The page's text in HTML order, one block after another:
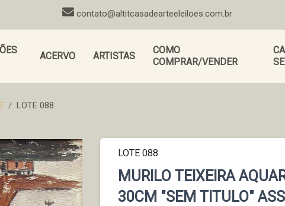
contato@altitcasadearteeleiloes.com.br
ACERVO ARTISTAS
COMO
COMPRAR/VENDER
SE
LOTE 088
LOTE 088
MURILO TEIXEIRA
30CM "SEM TITULO"